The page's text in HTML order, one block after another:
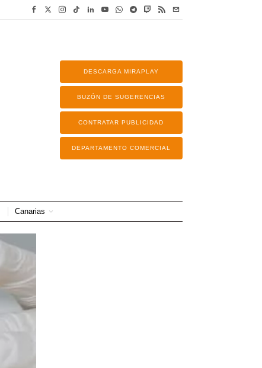
DESCARGA MIRAPLAY
BUZÓN DE SUGERENCIAS
CONTRATAR PUBLICIDAD
DEPARTAMENTO COMERCIAL
Canarias